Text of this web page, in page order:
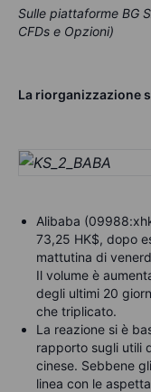
Sulle piattaforme BG
CFDs e Opzioni)
La riorganizzazione
Alibaba
73,25 HK$, dopo
mattutina di
Il volume è
degli ultimi 20
che triplicato.
La reazione si è
rapporto sugli utili
cinese. Sebbene
linea con le